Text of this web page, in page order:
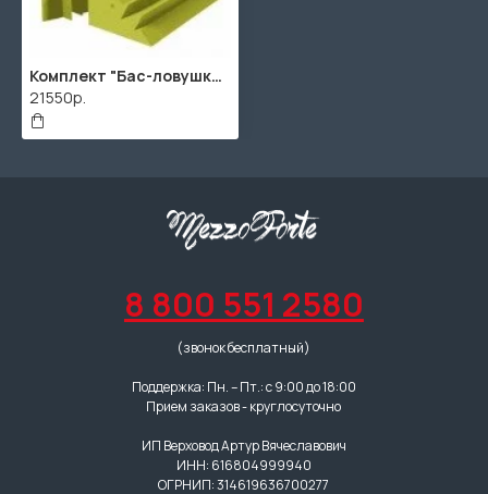
Комплект "Бас-ловушка 370" / 10шт. по 1000х370х370мм / SPG2236 / Желтый
21550р.
8 800 551 2580
(звонок бесплатный)
Поддержка: Пн. – Пт.: с 9:00 до 18:00
Прием заказов - круглосуточно
ИП Верховод Артур Вячеславович
ИНН: 616804999940
ОГРНИП: 314619636700277